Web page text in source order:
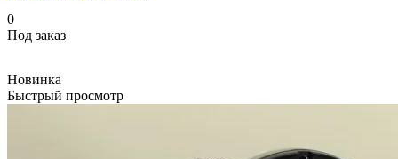
0
Под заказ
Новинка
Быстрый просмотр